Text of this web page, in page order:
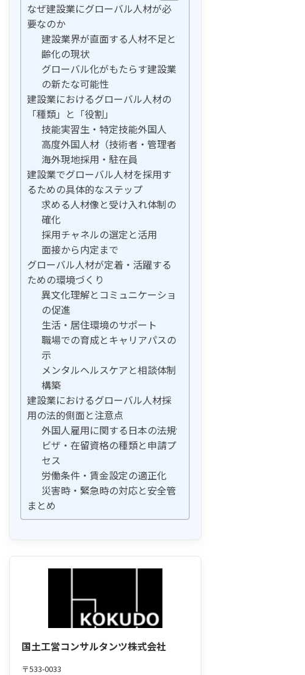
なぜ建設業にグローバル人材が必
要なのか
建設業界が直面する人材不足と高
齢化の現状
グローバル化がもたらす建設業界
の新たな可能性
建設業におけるグローバル人材の
「種類」と「役割」
技能実習生・特定技能外国人
高度外国人材（技術者・管理者）
海外現地採用・駐在員
建設業でグローバル人材を採用す
るための具体的なステップ
求める人材像と受け入れ体制の明
確化
採用チャネルの選定と活用
面接から内定まで
グローバル人材が定着・活躍する
ための環境づくり
異文化理解とコミュニケーション
の促進
生活・居住環境のサポート
職場での育成とキャリアパスの提
示
メンタルヘルスケアと相談体制の
構築
建設業におけるグローバル人材採
用の法的側面と注意点
外国人雇用に関する日本の法規制
ビザ・在留資格の種類と申請プロ
セス
労働条件・賃金設定の適正化
災害時・緊急時の対応と安全管理
まとめ
国土工営コンサルタンツ株式会社
〒533-0033